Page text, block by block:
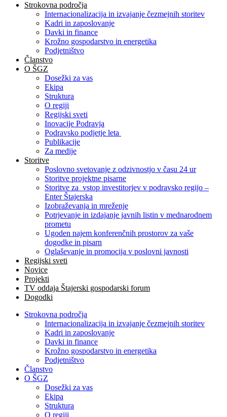
Strokovna področja
Internacionalizacija in izvajanje čezmejnih storitev
Kadri in zaposlovanje
Davki in finance
Krožno gospodarstvo in energetika
Podjetništvo
Članstvo
O ŠGZ
Dosežki za vas
Ekipa
Struktura
O regiji
Regijski sveti
Inovacije Podravja
Podravsko podjetje leta
Publikacije
Za medije
Storitve
Poslovno svetovanje z odzivnostjo v času 24 ur
Storitve projektne pisarne
Storitve za vstop investitorjev v podravsko regijo –
Enter Štajerska
Izobraževanja in mreženje
Potrjevanje in izdajanje javnih listin v mednarodnem
prometu
Ugoden najem konferenčnih prostorov za vaše
dogodke in pisarn
Oglaševanje in promocija v poslovni javnosti
Regijski sveti
Novice
Projekti
TV oddaja Štajerski gospodarski forum
Dogodki
Strokovna področja
Internacionalizacija in izvajanje čezmejnih storitev
Kadri in zaposlovanje
Davki in finance
Krožno gospodarstvo in energetika
Podjetništvo
Članstvo
O ŠGZ
Dosežki za vas
Ekipa
Struktura
O regiji